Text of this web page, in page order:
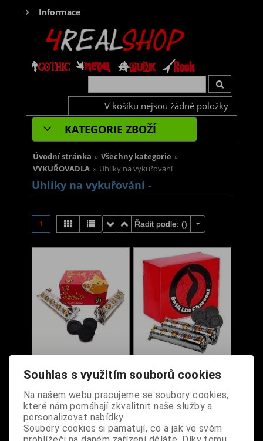
Informace
V košíku nejsou žádné položky
KATEGORIE ZBOŽÍ
Úvodní stránka » Všechny kategorie »
VYKUŘOVADLA » Uhlíky na vykuřování
Uhlíky na vykuřování -
1 Řadit podle: ()
Excelsior 10 ks (1
válec)
Dodání dny:skladem
Cena:70 Kč
Swift-Lite 10 ks (1
válec)
Dodání dny: skladem
Souhlas s využitím souborů cookies
Na našem webu pracujeme se soubory cookies,
které nám pomáhají zkvalitnit naše služby a
personalizovat nabídky.
Soubory cookies si pamatují, co a jak ve svém